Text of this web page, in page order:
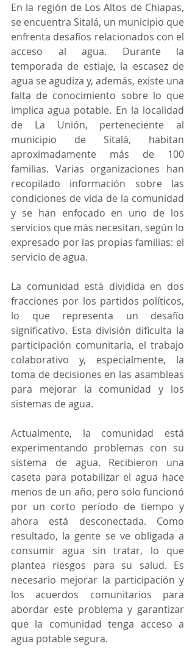
En la región de Los Altos de Chiapas,
se encuentra Sitalá, un municipio que
enfrenta desafíos relacionados con el
acceso al agua. Durante la
temporada de estiaje, la escasez de
agua se agudiza y, además, existe una
falta de conocimiento sobre lo que
implica agua potable. En la localidad
de La Unión, perteneciente al
municipio de Sitalá, habitan
aproximadamente más de 100
familias. Varias organizaciones han
recopilado información sobre las
condiciones de vida de la comunidad
y se han enfocado en uno de los
servicios que más necesitan, según lo
expresado por las propias familias: el
servicio de agua.
La comunidad está dividida en dos
fracciones por los partidos políticos,
lo que representa un desafío
significativo. Esta división dificulta la
participación comunitaria, el trabajo
colaborativo y, especialmente, la
toma de decisiones en las asambleas
para mejorar la comunidad y los
sistemas de agua.
Actualmente, la comunidad está
experimentando problemas con su
sistema de agua. Recibieron una
caseta para potabilizar el agua hace
menos de un año, pero solo funcionó
por un corto período de tiempo y
ahora está desconectada. Como
resultado, la gente se ve obligada a
consumir agua sin tratar, lo que
plantea riesgos para su salud. Es
necesario mejorar la participación y
los acuerdos comunitarios para
abordar este problema y garantizar
que la comunidad tenga acceso a
agua potable segura.